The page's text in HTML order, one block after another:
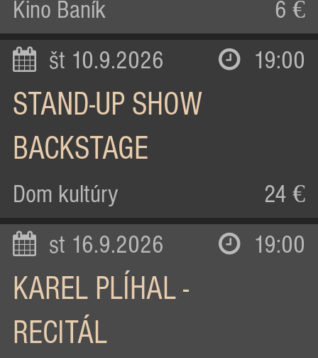
Kino Baník 6 €
št 10.9.2026 19:00
STAND-UP SHOW
BACKSTAGE
Dom kultúry 24 €
st 16.9.2026 19:00
KAREL PLÍHAL -
RECITÁL